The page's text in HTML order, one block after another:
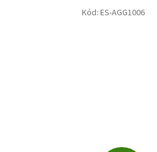
Kód: ES-AGG1006